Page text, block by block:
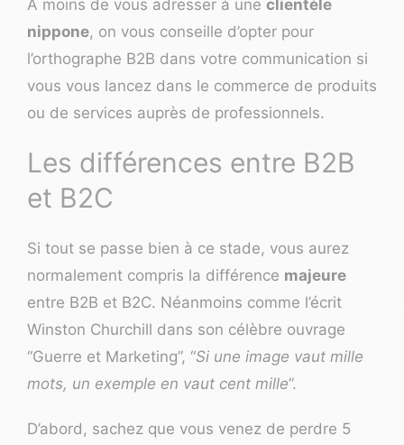
À moins de vous adresser à une clientèle
nippone, on vous conseille d’opter pour
l’orthographe B2B dans votre communication si
vous vous lancez dans le commerce de produits
ou de services auprès de professionnels.
Les différences entre B2B
et B2C
Si tout se passe bien à ce stade, vous aurez
normalement compris la différence majeure
entre B2B et B2C. Néanmoins comme l’écrit
Winston Churchill dans son célèbre ouvrage
“Guerre et Marketing”, “Si une image vaut mille
mots, un exemple en vaut cent mille”.
D’abord, sachez que vous venez de perdre 5